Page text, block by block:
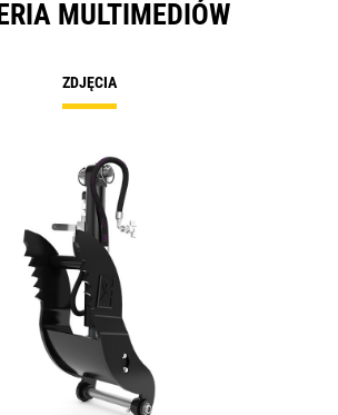
MULTIMEDIÓW
ZDJĘCIA